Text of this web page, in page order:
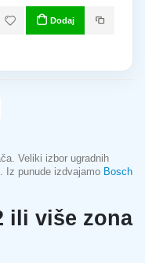
Dodaj
Veliki izbor ugradnih
Iz punude izdvajamo Bosch
ili više zona